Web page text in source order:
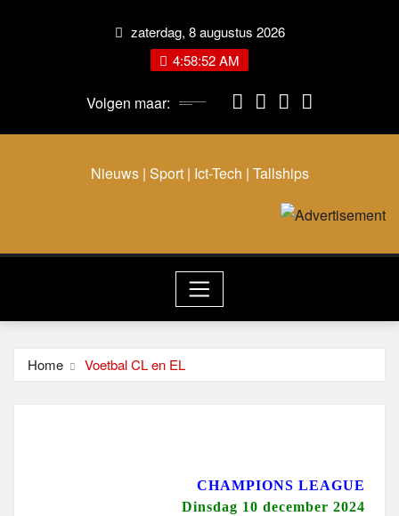
zaterdag, 8 augustus 2026
4:58:52 AM
Volgen maar:
Nieuws | Sport | Ict-Tech | Tallships
Home Voetbal CL en EL
CHAMPIONS LEAGUE
Dinsdag 10 december 2024